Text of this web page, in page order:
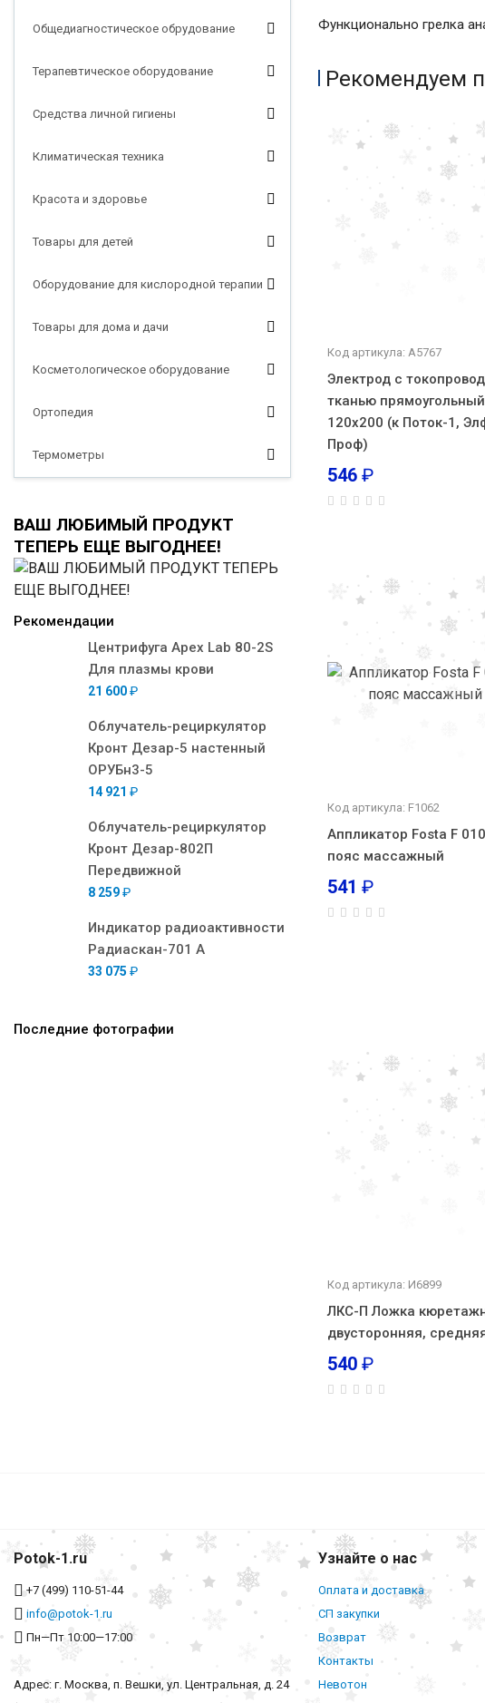
Общедиагностическое обрудование
Терапевтическое оборудование
Средства личной гигиены
Климатическая техника
Красота и здоровье
Товары для детей
Оборудование для кислородной терапии
Товары для дома и дачи
Косметологическое оборудование
Ортопедия
Термометры
ВАШ ЛЮБИМЫЙ ПРОДУКТ
ТЕПЕРЬ ЕЩЕ ВЫГОДНЕЕ!
Рекомендации
Центрифуга Apex Lab 80-2S
Для плазмы крови
21 600₽
Облучатель-рециркулятор
Кронт Дезар-5 настенный
ОРУБн3-5
14 921 ₽
Облучатель-рециркулятор
Кронт Дезар-802П
Передвижной
8 259₽
Индикатор радиоактивности
Радиаскан-701 А
33 075 ₽
Последние фотографии
Функционально грелка
Рекомендуем
Код артикула: А5767
Электрод с
тканью прямоугольный
120х200 (к Поток-1,
Проф)
546 ₽
Код артикула: F1062
Аппликатор Fosta F
пояс массажный
541 ₽
Код артикула: И6899
ЛКС-П Ложка
двусторонняя,
540 ₽
Potok-1.ru
+7 (499) 110-51-44
info@potok-1.ru
Пн—Пт 10:00—17:00
Адрес: г. Москва, п. Вешки, ул. Центральная, д. 24
Узнайте о нас
Оплата и доставка
СП закупки
Возврат
Контакты
Невотон